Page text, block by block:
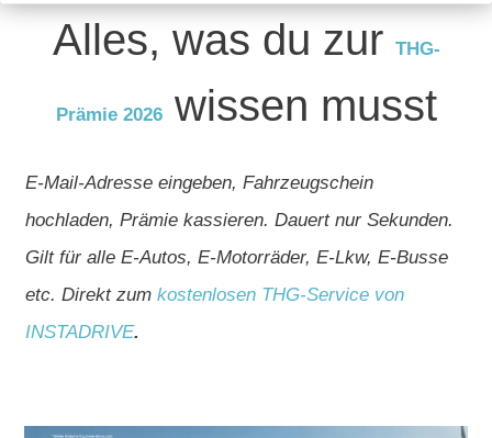
Alles, was du zur THG-
Prämie 2026wissen musst
E-Mail-Adresse eingeben, Fahrzeugschein
hochladen, Prämie kassieren. Dauert nur Sekunden.
Gilt für alle E-Autos, E-Motorräder, E-Lkw, E-Busse
etc. Direkt zum kostenlosen THG-Service von
INSTADRIVE.